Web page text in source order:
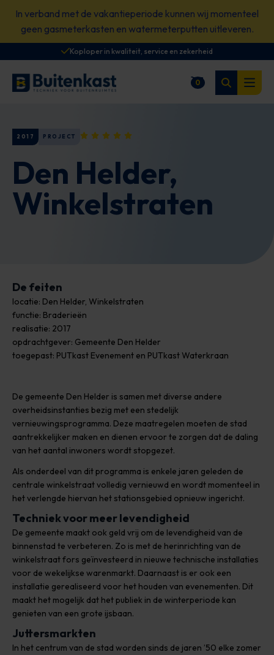
content
In verband met de vakantieperiode kunnen wij momenteel
geen gasmeterkasten en watermeterputten uitleveren.
Koploper in kwaliteit, service en zekerheid
0
Winkelwagen
Zoeken
Open
Den Helder,
Winkelstraten
2017 PROJECT
De feiten
locatie: Den Helder, Winkelstraten
functie: Braderieën
realisatie: 2017
opdrachtgever: Gemeente Den Helder
toegepast: PUTkast Evenement en PUTkast Waterkraan
De gemeente Den Helder is samen met diverse andere
overheidsinstanties bezig met een stedelijk
vernieuwingsprogramma. Deze maatregelen moeten de stad
aantrekkelijker maken en dienen ervoor te zorgen dat de daling
van het aantal inwoners wordt stopgezet.
Als onderdeel van dit programma is enkele jaren geleden de
centrale winkelstraat volledig vernieuwd en wordt momenteel in
het verlengde hiervan het stationsgebied opnieuw ingericht.
Techniek voor meer levendigheid
De gemeente maakt ook geld vrij om de levendigheid van de
binnenstad te verbeteren. Zo is met de herinrichting van de
winkelstraat fors geïnvesteerd in nieuwe technische installaties
voor de wekelijkse warenmarkt. Daarnaast is er ook een
installatie gerealiseerd voor het houden van evenementen. Dit
maakt het mogelijk dat het publiek in de winterperiode kan
genieten van een grote ijsbaan.
Juttersmarkten
In het centrum van de stad worden sinds de jaren ’50 elke zomer